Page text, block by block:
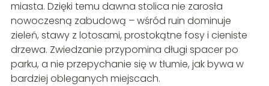
miasta. Dzięki temu dawna stolica nie zarosła
nowoczesną zabudową – wśród ruin dominuje
zieleń, stawy z lotosami, prostokątne fosy i cieniste
drzewa. Zwiedzanie przypomina długi spacer po
parku, a nie przepychanie się w tłumie, jak bywa w
bardziej obleganych miejscach.